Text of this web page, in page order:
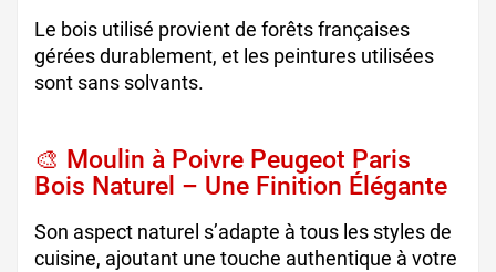
Le bois utilisé provient de forêts françaises
gérées durablement, et les peintures utilisées
sont sans solvants.
🎨 Moulin à Poivre Peugeot Paris
Bois Naturel – Une Finition Élégante
Son aspect naturel s’adapte à tous les styles de
cuisine, ajoutant une touche authentique à votre